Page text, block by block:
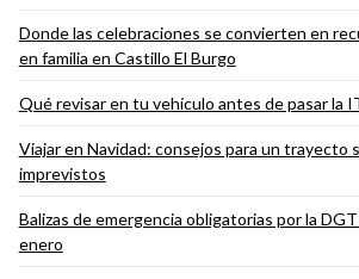
Donde las celebraciones se convierten en
en familia en Castillo El Burgo
Qué revisar en tu vehículo antes de pasar la
Viajar en Navidad: consejos para un trayecto
imprevistos
Balizas de emergencia obligatorias por la
enero